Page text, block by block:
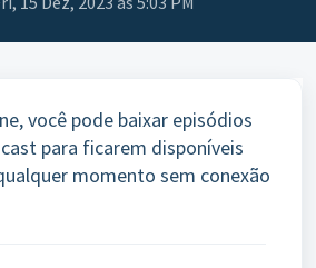
você pode baixar episódios
para ficarem disponíveis
momento sem conexão